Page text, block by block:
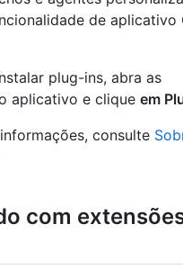
de aplicativo
plug-ins, abra as
aplicativo e clique em
consulte
com